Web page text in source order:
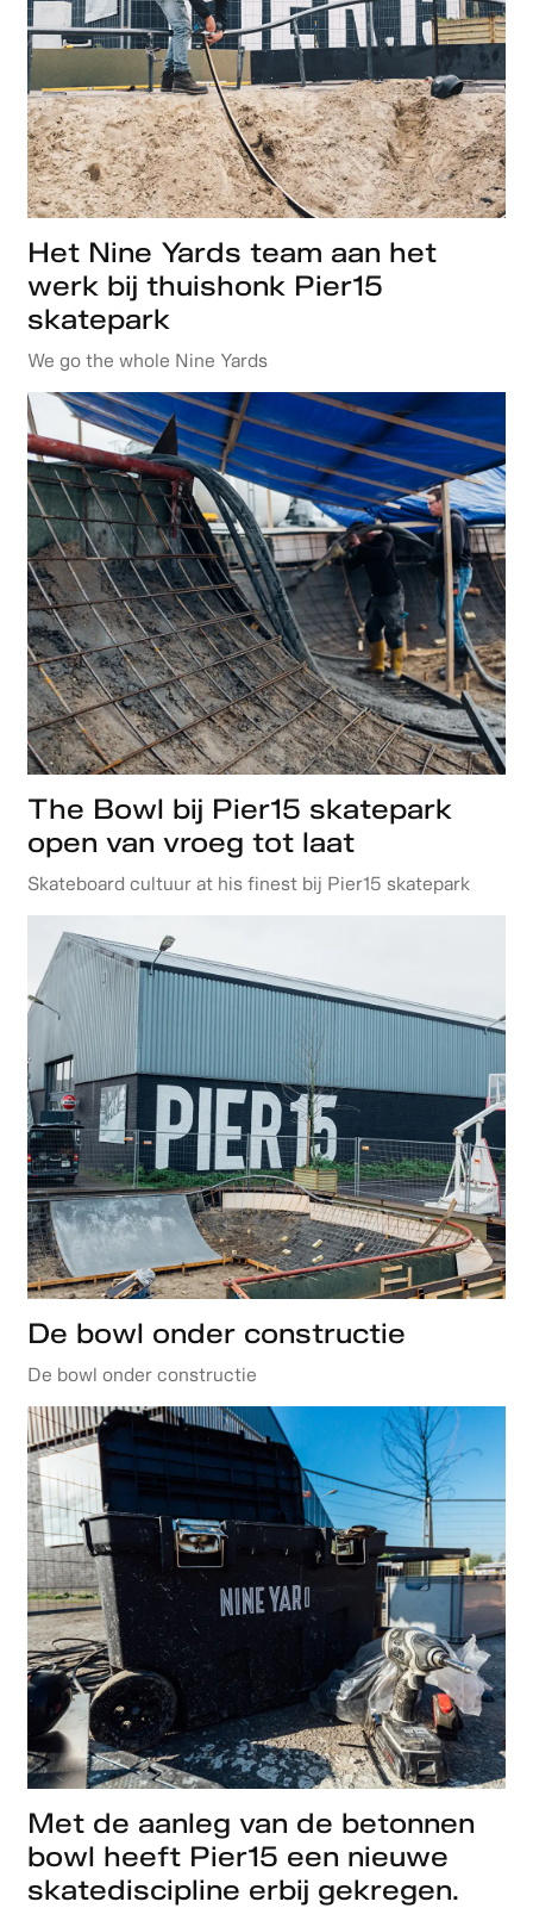
Het Nine Yards team aan het
werk bij thuishonk Pier15
skatepark
We go the whole Nine Yards
The Bowl bij Pier15 skatepark
open van vroeg tot laat
Skateboard cultuur at his finest bij Pier15 skatepark
De bowl onder constructie
De bowl onder constructie
Met de aanleg van de betonnen
bowl heeft Pier15 een nieuwe
skatediscipline erbij gekregen.